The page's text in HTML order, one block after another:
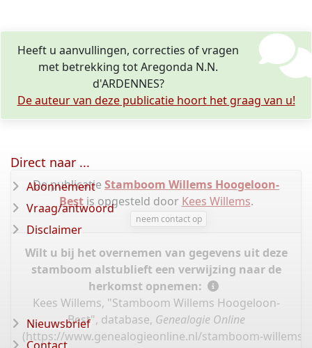
Heeft u aanvullingen, correcties of vragen
met betrekking tot Aregonda N.N.
d'ARDENNES?
De auteur van deze publicatie hoort het graag van u!
De publicatie Stamboom Willems Hoogeloon-
Bestis opgesteld door Kees Willems.
neem contact op
Wilt u bij het overnemen van gegevens uit deze
stamboom alstublieft een verwijzing naar de
herkomst opnemen:
Kees Willems, "Stamboom Willems Hoogeloon-
Best", database, Genealogie Online
(https://www.genealogieonline.nl/stamboom-willems-
Direct naar ...
Abonnement
Vraag/antwoord
Disclaimer
Nieuwsbrief